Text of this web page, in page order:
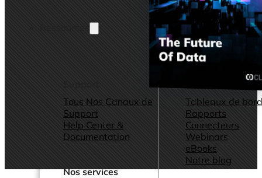
Tous Nos Canaux de
Support
Help Center &
Documentation
Nos services
Autres
Tableaux de
Rapports
Connecteurs
Webinars
eBooks
Notre blog